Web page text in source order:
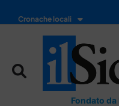
Cronache locali
Fondato